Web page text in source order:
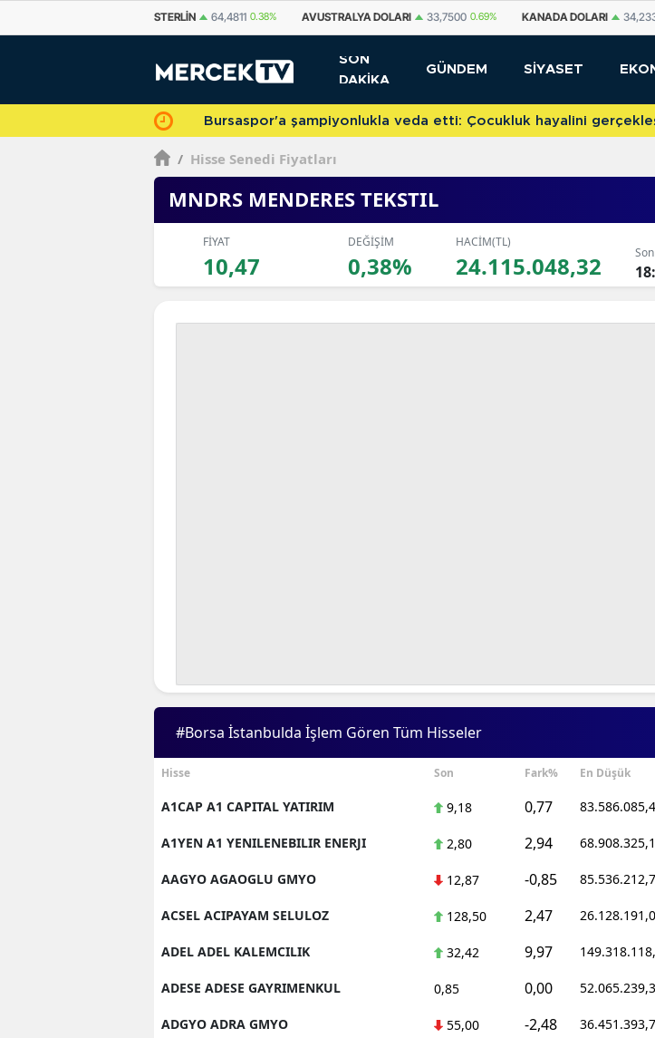
AVUSTRALYA DOLARI 33,7500 0.69% KANADA DOLARI 34,2339 0.73% İSVIÇRE FRANKI
SON
DAKİKA
GÜNDEM SİYASET
Bursaspor'a şampiyonlukla veda etti: Çocukluk hayalini
/ Hisse Senedi Fiyatları
MNDRS MENDERES TEKSTIL
FİYAT
10,47
DEĞİŞİM
0,38%
HACİM(TL)
24.115.048,32
#Borsa İstanbulda İşlem Gören Tüm Hisseler
Hisse Son Fark% En Düşük
A1CAP A1 CAPITAL YATIRIM 9,18 0,77
A1YEN A1 YENILENEBILIR ENERJI 2,80 2,94
AAGYO AGAOGLU GMYO 12,87 -0,85
ACSEL ACIPAYAM SELULOZ 128,50 2,47
ADEL ADEL KALEMCILIK 32,42 9,97
ADESE ADESE GAYRIMENKUL 0,85 0,00
ADGYO ADRA GMYO 55,00 -2,48